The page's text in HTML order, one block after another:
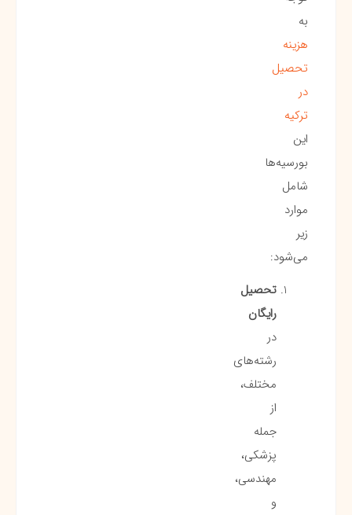
به
هزینه
تحصیل
در
ترکیه
این
بورسیه‌ها
شامل
موارد
زیر
می‌شود:
تحصیل
رایگان
در
رشته‌های
مختلف،
از
جمله
پزشکی،
مهندسی،
و